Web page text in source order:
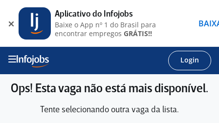
Login
Ops! Esta vaga não está mais disponível.
Tente selecionando outra vaga da lista.
Aplicativo do Infojobs
Baixe o App nº 1 do Brasil para
encontrar empregos GRÁTIS!!